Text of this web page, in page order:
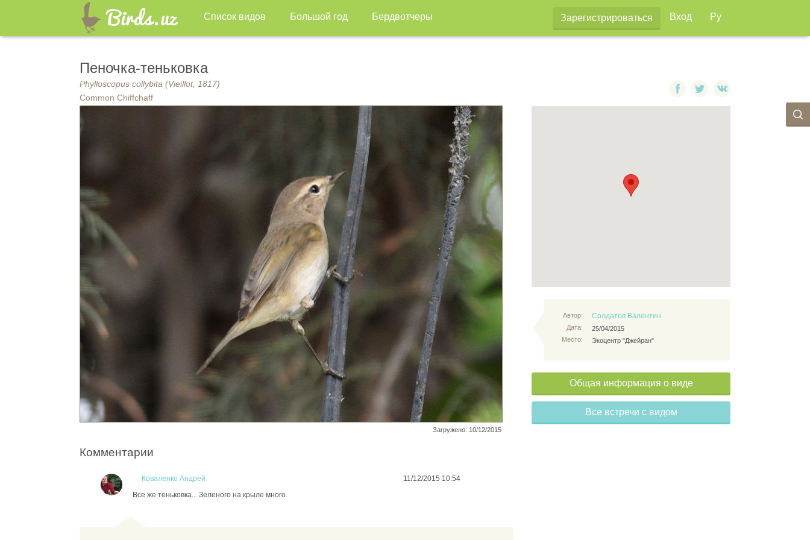
Список видов Большой год Бердвотчеры Зарегистрироваться Вход Ру
Пеночка-теньковка
Phylloscopus collybita (Vieillot, 1817)
Common Chiffchaff
Загружено: 10/12/2015
Автор:
Дата:
Место:
Солдатов Валентин
25/04/2015
Экоцентр "Джейран"
Общая информация о виде
Все встречи с видом
Комментарии
Коваленко Андрей
11/12/2015 10:54
Все же теньковка... Зеленого на крыле много.